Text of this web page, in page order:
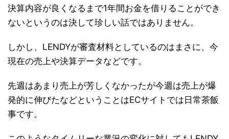
決算内容が良くなるまで1年間お金を借りることができ
ないというのは決して珍しい話ではありません。
しかし、LENDYが審査材料としているのはまさに、今
現在の売上や決算データなどです。
先週はあまり売上が芳しくなかったが今週は売上が爆
発的に伸びたなどということはECサイトでは日常茶飯
事です。